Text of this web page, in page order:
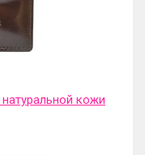
кожи